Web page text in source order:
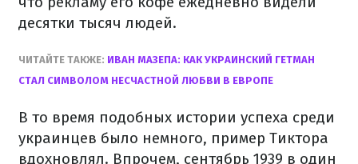
десятки тысяч людей.
ЧИТАЙТЕ ТАКЖЕ: ИВАН МАЗЕПА: КАК УКРАИНСКИЙ ГЕТМАН
СТАЛ СИМВОЛОМ НЕСЧАСТНОЙ ЛЮБВИ В ЕВРОПЕ
В то время подобных истории успеха среди
украинцев было немного, пример Тиктора
вдохновлял. Впрочем, сентябрь 1939 в один